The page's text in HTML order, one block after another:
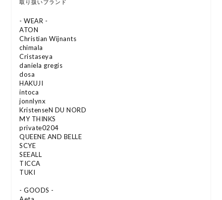
取り扱いブランド
- WEAR -
ATON
Christian Wijnants
chimala
Cristaseya
daniela gregis
dosa
HAKUJI
intoca
jonnlynx
KristenseN DU NORD
MY THINKS
private0204
QUEENE AND BELLE
SCYE
SEEALL
TICCA
TUKI
- GOODS -